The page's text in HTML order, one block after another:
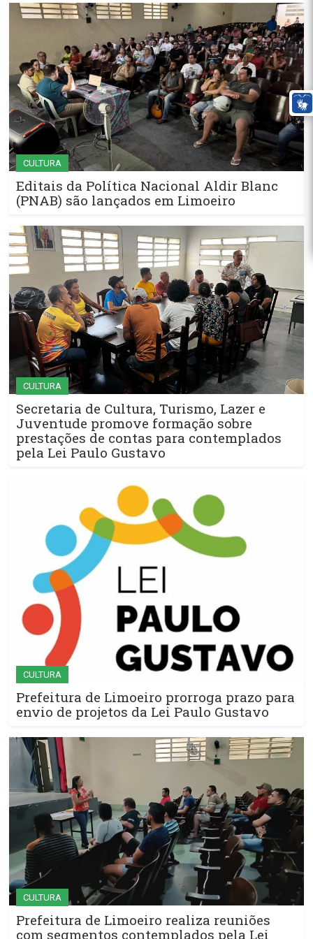
CULTURA
Editais da Política Nacional Aldir Blanc
(PNAB) são lançados em Limoeiro
CULTURA
Secretaria de Cultura, Turismo, Lazer e
Juventude promove formação sobre
prestações de contas para contemplados
pela Lei Paulo Gustavo
CULTURA
Prefeitura de Limoeiro prorroga prazo para
envio de projetos da Lei Paulo Gustavo
CULTURA
Prefeitura de Limoeiro realiza reuniões
com segmentos contemplados pela Lei